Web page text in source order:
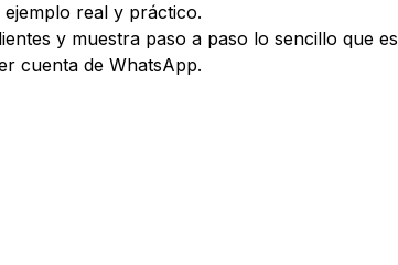
real y práctico.
y muestra paso a paso lo sencillo que es
cuenta de WhatsApp.